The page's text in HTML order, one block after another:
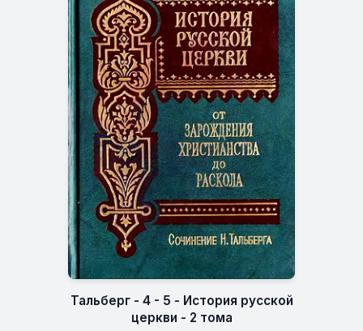
Тальберг - 4 - 5 - История русской
церкви - 2 тома